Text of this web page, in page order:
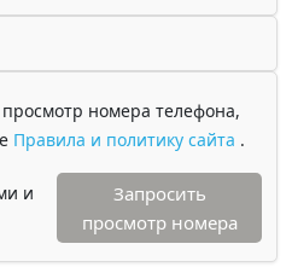
номера телефона,
Правила и политику сайта .
и
Запросить
просмотр номера